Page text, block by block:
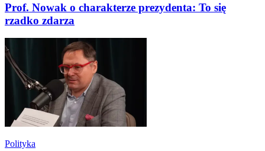
Prof. Nowak o charakterze prezydenta: To się
rzadko zdarza
Polityka